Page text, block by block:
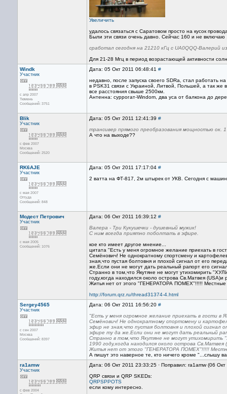
Увеличить
удалось связаться с Саратовом просто на кусок
Были эти связи очень давно. Сейчас 160 и не
сработал сегодня на 21210 кГц с UA0QQQ-Валерий
Для 21-28 Мгц в период возрастающей активности
Windk
Участник
с апр 2007
Тюмень
Сообщений: 3751
Дата: 05 Окт 2011 06:48:41 #
недавно, после запуска своего SDRа, стал работать
в PSK31 связи с Украиной, Литвой, Польшей, а так же
все расстояния свыше 2500км.
Антенна: суррогат-Windom, два уса от балкона до
Blik
Участник
с фев 2007
Москва
Сообщений: 2520
Дата: 05 Окт 2011 12:41:39 #
трансивер прямого преобразования мощностью ок.
А что на выходе??
RK6AJE
Участник
с мая 2007
Оттуда
Сообщений: 848
Дата: 05 Окт 2011 17:17:04 #
2 ватта на ФТ-817, 2м штырек от УКВ. Сегодня с
Модест Петрович
Участник
с мая 2005
Сообщений: 1076
Дата: 06 Окт 2011 16:39:12 #
Валера - Три Кукушечки - душевный мужик!
С ним всегда приятно поболтать в эфире.
кое кто имеет другое мнение...
цитата "Есть у меня огромное желание приехать в
Семёнович! Не однократному спортсмену и
зная,что пустая болтовня и плохой сигнал от его
же.Если они не могут дать реальный рапорт его
Странно в том,что Якутяне не могут утихомирить
году,когда находился около острова Св.Матвея
Житья нет от этого "ГЕНЕРАТОРА ПОМЕХ"!!!!!
http://forum.qrz.ru/thread31374-4.html
Sergey4565
Участник
с сен 2007
Москва
Сообщений: 8397
Дата: 06 Окт 2011 16:56:20 #
"Есть у меня огромное желание приехать в гости
Семёнович! Не однократному спортсмену и
эфир не зная,что пустая болтовня и плохой сигнал
эфире ту да же.Если они не могут дать реальный
Странно в том,что Якутяне не могут
1990 году,когда находился около острова
Житья нет от этого "ГЕНЕРАТОРА ПОМЕХ"!!!!!
А пишут это наверное те, кто ничего кроме "...слышу
ra1amw
Участник
с фев 2004
Дата: 06 Окт 2011 23:33:25 · Поправил: ra1amw (06
QRP связи и QRP SKEDs:
QRPSPPOTS
если кому интересно.